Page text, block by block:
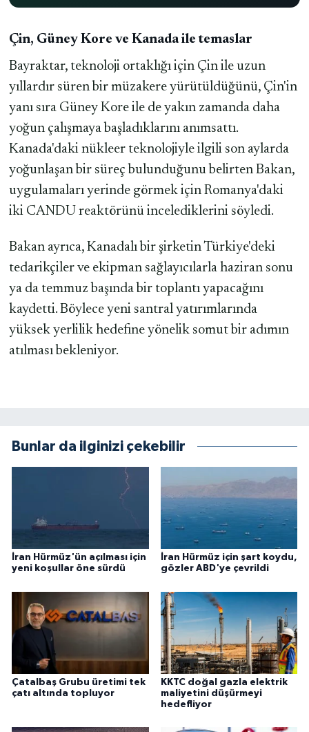
Çin, Güney Kore ve Kanada ile temaslar
Bayraktar, teknoloji ortaklığı için Çin ile uzun
yıllardır süren bir müzakere yürütüldüğünü, Çin'in
yanı sıra Güney Kore ile de yakın zamanda daha
yoğun çalışmaya başladıklarını anımsattı.
Kanada'daki nükleer teknolojiyle ilgili son aylarda
yoğunlaşan bir süreç bulunduğunu belirten Bakan,
uygulamaları yerinde görmek için Romanya'daki
iki CANDU reaktörünü incelediklerini söyledi.
Bakan ayrıca, Kanadalı bir şirketin Türkiye'deki
tedarikçiler ve ekipman sağlayıcılarla haziran sonu
ya da temmuz başında bir toplantı yapacağını
kaydetti. Böylece yeni santral yatırımlarında
yüksek yerlilik hedefine yönelik somut bir adımın
atılması bekleniyor.
Bunlar da ilginizi çekebilir
İran Hürmüz'ün açılması için
yeni koşullar öne sürdü
İran Hürmüz için şart koydu,
gözler ABD'ye çevrildi
Çatalbaş Grubu üretimi tek
çatı altında topluyor
KKTC doğal gazla elektrik
maliyetini düşürmeyi
hedefliyor